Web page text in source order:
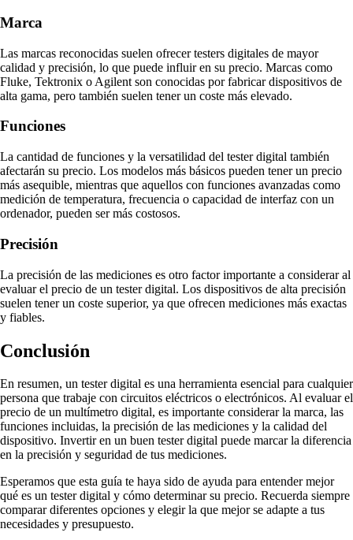
Marca
Las marcas reconocidas suelen ofrecer testers digitales de mayor
calidad y precisión, lo que puede influir en su precio. Marcas como
Fluke, Tektronix o Agilent son conocidas por fabricar dispositivos de
alta gama, pero también suelen tener un coste más elevado.
Funciones
La cantidad de funciones y la versatilidad del tester digital también
afectarán su precio. Los modelos más básicos pueden tener un precio
más asequible, mientras que aquellos con funciones avanzadas como
medición de temperatura, frecuencia o capacidad de interfaz con un
ordenador, pueden ser más costosos.
Precisión
La precisión de las mediciones es otro factor importante a considerar al
evaluar el precio de un tester digital. Los dispositivos de alta precisión
suelen tener un coste superior, ya que ofrecen mediciones más exactas
y fiables.
Conclusión
En resumen, un tester digital es una herramienta esencial para cualquier
persona que trabaje con circuitos eléctricos o electrónicos. Al evaluar el
precio de un multímetro digital, es importante considerar la marca, las
funciones incluidas, la precisión de las mediciones y la calidad del
dispositivo. Invertir en un buen tester digital puede marcar la diferencia
en la precisión y seguridad de tus mediciones.
Esperamos que esta guía te haya sido de ayuda para entender mejor
qué es un tester digital y cómo determinar su precio. Recuerda siempre
comparar diferentes opciones y elegir la que mejor se adapte a tus
necesidades y presupuesto.